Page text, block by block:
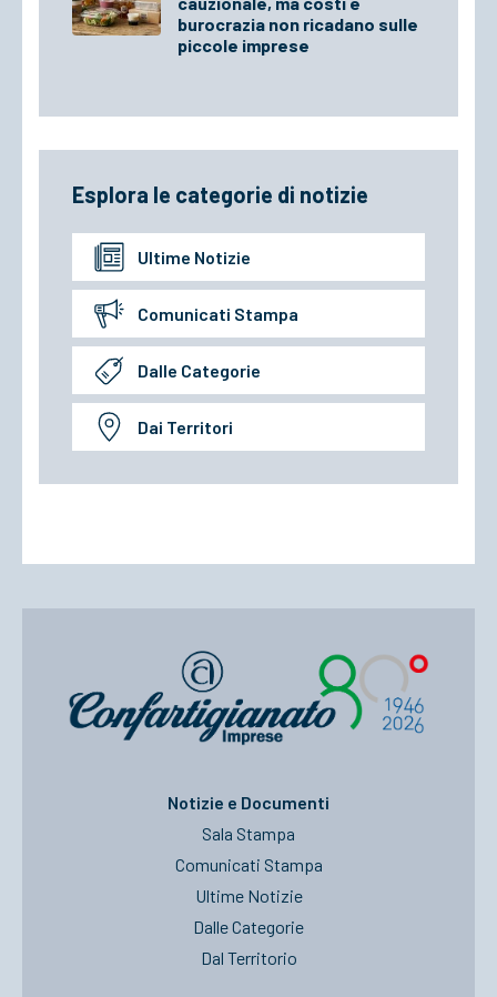
burocrazia non ricadano sulle
piccole imprese
Esplora le categorie di notizie
Ultime Notizie
Comunicati Stampa
Dalle Categorie
Dai Territori
Notizie e Documenti
Sala Stampa
Comunicati Stampa
Ultime Notizie
Dalle Categorie
Dal Territorio